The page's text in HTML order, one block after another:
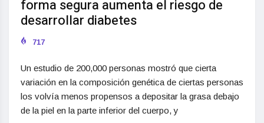
forma segura aumenta el riesgo de
desarrollar diabetes
717
Un estudio de 200,000 personas mostró que cierta
variación en la composición genética de ciertas personas
los volvía menos propensos a depositar la grasa debajo
de la piel en la parte inferior del cuerpo, y